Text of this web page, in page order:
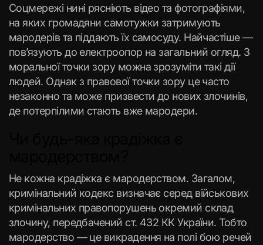
Соцмережі нині рясніють відео та фотографіями,
на яких громадяни самотужки затримують
мародерів та піддають їх самосуду. Найчастіше —
пов’язують до електроопор на загальний огляд. З
моральної точки зору можна зрозуміти такі дії
людей. Однак з правової точки зору це часто
незаконно та може призвести до нових злочинів,
де потерпілими стають вже мародери.
Не кожна крадіжка є мародерством. Загалом,
кримінальний кодекс визначає серед військових
кримінальних правопорушень окремий склад
злочину, передбачений ст. 432 КК України. Тобто
мародерство — це викрадення на полі бою речей